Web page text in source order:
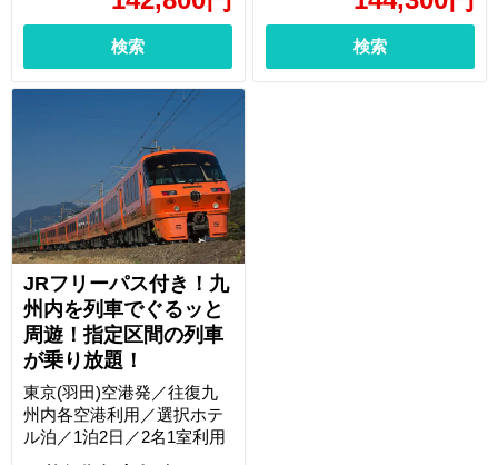
検索 検索
JRフリーパス付き！九
州内を列車でぐるッと
周遊！指定区間の列車
が乗り放題！
東京(羽田)空港発／往復九
州内各空港利用／選択ホテ
ル泊／1泊2日／2名1室利用